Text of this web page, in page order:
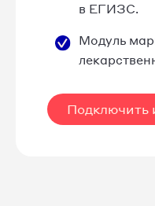
в ЕГИЗС.
Модуль
Подключить